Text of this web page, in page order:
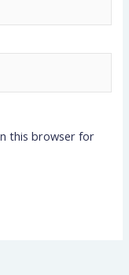
this browser for